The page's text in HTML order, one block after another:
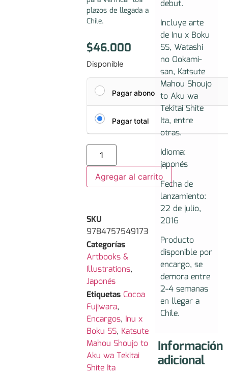
plazos de llegada a
Chile.
$46.000
Disponible
Pagar abono
Pagar total
Agregar al carrito
SKU
9784757549173
Categorías
Artbooks &
Illustrations,
Japonés
Etiquetas Cocoa
Fujiwara,
Encargos, Inu x
Boku SS, Katsute
Mahou Shoujo to
Aku wa Tekitai
Shite Ita
debut.
Incluye arte
de Inu x Boku
SS, Watashi
no Ookami-
san, Katsute
Mahou Shoujo
to Aku wa
Tekitai Shite
Ita, entre
otras.
Idioma:
japonés
Fecha de
lanzamiento:
22 de julio,
2016
Producto
disponible por
encargo, se
demora entre
2-4 semanas
en llegar a
Chile.
Información
adicional